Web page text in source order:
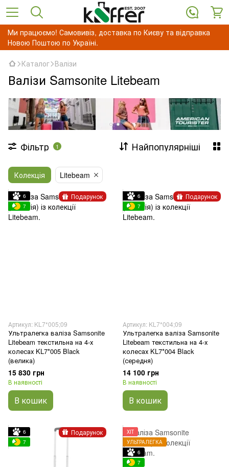
Ми працюємо! Самовивіз, доставка по Києву та відправка
Новою Поштою по Україні.
Каталог Валізи
Валізи Samsonite Litebeam
Фільтр 1 Найпопулярніші
Колекція Litebeam
Подарунок
6
7
Артикул: KL7*005;09
Ультралегка валіза Samsonite
Litebeam текстильна на 4-х
колесах KL7*005 Black
(велика)
15 830 грн
В наявності
В кошик
Подарунок
6
7
Артикул: KL7*004;09
Ультралегка валіза Samsonite
Litebeam текстильна на 4-х
колесах KL7*004 Black
(середня)
14 100 грн
В наявності
В кошик
Подарунок
6
7
ХІТ
УЛЬТРАЛЕГКА
6
7